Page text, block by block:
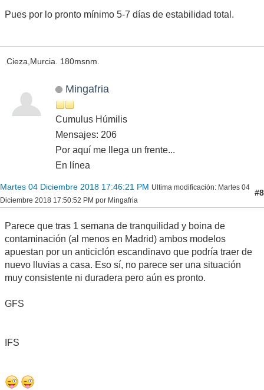
Pues por lo pronto mínimo 5-7 días de estabilidad total.
Cieza,Murcia. 180msnm.
Mingafria
Cumulus Húmilis
Mensajes: 206
Por aquí me llega un frente...
En línea
Martes 04 Diciembre 2018 17:46:21 PM Ultima modificación: Martes 04
Diciembre 2018 17:50:52 PM por Mingafria
#8
Parece que tras 1 semana de tranquilidad y boina de
contaminación (al menos en Madrid) ambos modelos
apuestan por un anticiclón escandinavo que podría traer de
nuevo lluvias a casa. Eso sí, no parece ser una situación
muy consistente ni duradera pero aún es pronto.
GFS
IFS